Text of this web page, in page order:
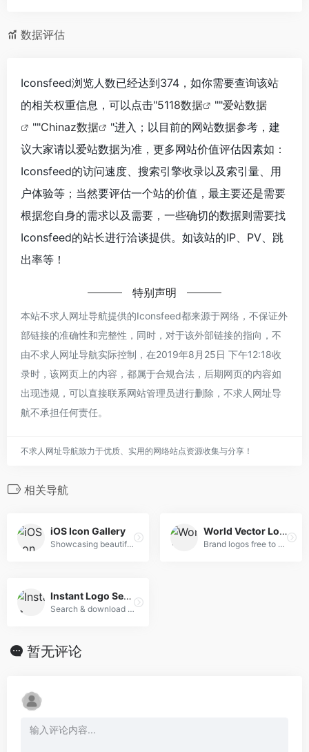
数据评估
Iconsfeed浏览人数已经达到374，如你需要查询该站
的相关权重信息，可以点击"5118数据 ""爱站数据
""Chinaz数据
"进入；以目前的网站数据参考，建
议大家请以爱站数据为准，更多网站价值评估因素如：
Iconsfeed的访问速度、搜索引擎收录以及索引量、用
户体验等；当然要评估一个站的价值，最主要还是需要
根据您自身的需求以及需要，一些确切的数据则需要找
Iconsfeed的站长进行洽谈提供。如该站的IP、PV、跳
出率等！
特别声明
本站不求人网址导航提供的Iconsfeed都来源于网络，不保证外
部链接的准确性和完整性，同时，对于该外部链接的指向，不
由不求人网址导航实际控制，在2019年8月25日 下午12:18收
录时，该网页上的内容，都属于合规合法，后期网页的内容如
出现违规，可以直接联系网站管理员进行删除，不求人网址导
航不承担任何责任。
不求人网址导航致力于优质、实用的网络站点资源收集与分享！
相关导航
iOS Icon Gallery
Showcasing beautiful icon designs from the iOS App Store
World Vector Logo
Brand logos free to download
Instant Logo Search
Search & download thousands of logos instantly
暂无评论